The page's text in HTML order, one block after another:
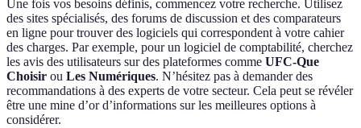
Une fois vos besoins définis, commencez votre recherche. Utilisez
des sites spécialisés, des forums de discussion et des comparateurs
en ligne pour trouver des logiciels qui correspondent à votre cahier
des charges. Par exemple, pour un logiciel de comptabilité, cherchez
les avis des utilisateurs sur des plateformes comme UFC-Que
Choisir ou Les Numériques. N’hésitez pas à demander des
recommandations à des experts de votre secteur. Cela peut se révéler
être une mine d’or d’informations sur les meilleures options à
considérer.